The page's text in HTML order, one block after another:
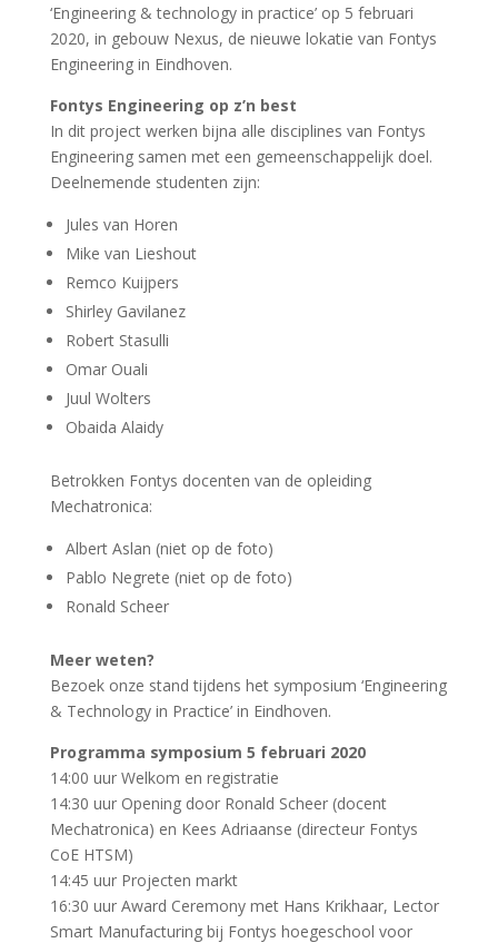
‘Engineering & technology in practice’ op 5 februari
2020, in gebouw Nexus, de nieuwe lokatie van Fontys
Engineering in Eindhoven.
Fontys Engineering op z’n best
In dit project werken bijna alle disciplines van Fontys
Engineering samen met een gemeenschappelijk doel.
Deelnemende studenten zijn:
Jules van Horen
Mike van Lieshout
Remco Kuijpers
Shirley Gavilanez
Robert Stasulli
Omar Ouali
Juul Wolters
Obaida Alaidy
Betrokken Fontys docenten van de opleiding
Mechatronica:
Albert Aslan (niet op de foto)
Pablo Negrete (niet op de foto)
Ronald Scheer
Meer weten?
Bezoek onze stand tijdens het symposium ‘Engineering
& Technology in Practice’ in Eindhoven.
Programma symposium 5 februari 2020
14:00 uur Welkom en registratie
14:30 uur Opening door Ronald Scheer (docent
Mechatronica) en Kees Adriaanse (directeur Fontys
CoE HTSM)
14:45 uur Projecten markt
16:30 uur Award Ceremony met Hans Krikhaar, Lector
Smart Manufacturing bij Fontys hoegeschool voor